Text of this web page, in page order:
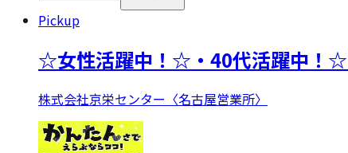
Pickup
☆女性活躍中！☆・40代活躍中！☆
株式会社京栄センター〈名古屋営業所〉